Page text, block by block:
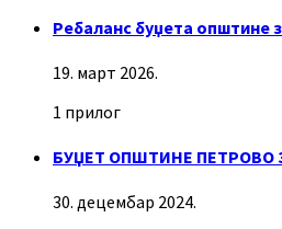
Ребаланс буџета општине
19. март 2026.
1 прилог
БУЏЕТ ОПШТИНЕ ПЕТРОВО
30. децембар 2024.